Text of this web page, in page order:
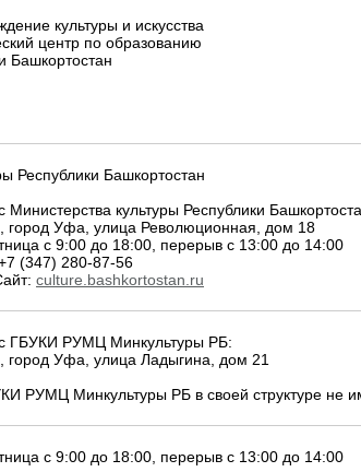
культуры и искусства
центр по образованию
Башкортостан
Республики Башкортостан
культуры Республики
город Уфа, улица Революционная, дом 18
с 9:00 до 18:00, перерыв с 13:00 до 14:00
(347) 280-87-56
culture.bashkortostan.ru
ГБУКИ РУМЦ Минкультуры РБ:
город Уфа, улица Ладыгина, дом 21
РУМЦ Минкультуры РБ в своей структуре не
с 9:00 до 18:00, перерыв с 13:00 до 14:00